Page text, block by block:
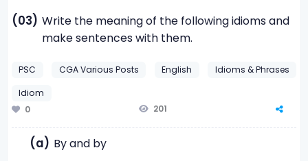
(03) Write the meaning of the following idioms and
make sentences with them.
PSC CGA Various Posts English
Idioms & Phrases
Idiom
0
201
(a) By and by